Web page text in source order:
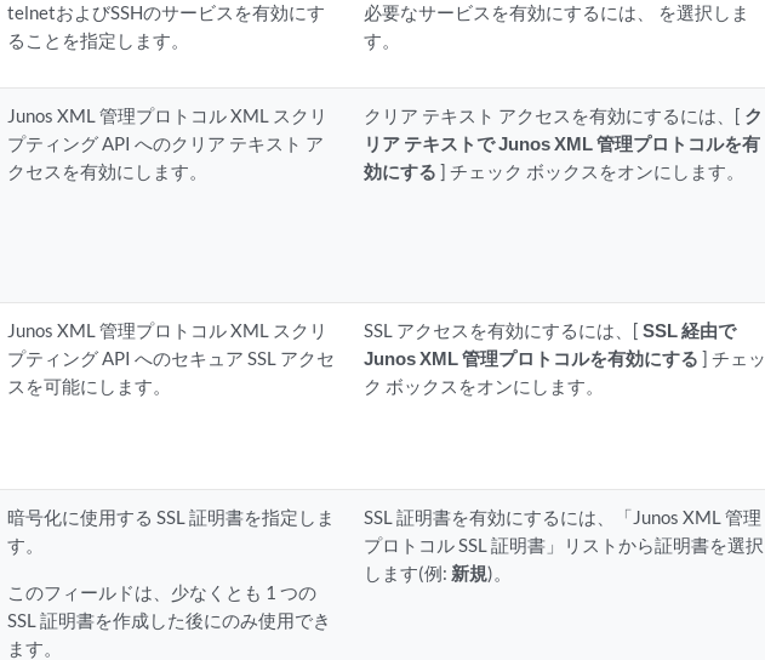
telnetおよびSSHのサービスを有効にす
ることを指定します。
必要なサービスを有効にするには、 を選択しま
す。
Junos XML 管理プロトコル XML スクリ
プティング API へのクリア テキスト ア
クセスを有効にします。
クリア テキスト アクセスを有効にするには、[ ク
リア テキストで Junos XML 管理プロトコルを有
効にする ] チェック ボックスをオンにします。
Junos XML 管理プロトコル XML スクリ
プティング API へのセキュア SSL アクセ
スを可能にします。
SSL アクセスを有効にするには、[SSL 経由で
Junos XML 管理プロトコルを有効にする ] チェッ
ク ボックスをオンにします。
暗号化に使用する SSL 証明書を指定しま
す。
このフィールドは、少なくとも 1 つの
SSL 証明書を作成した後にのみ使用でき
ます。
SSL 証明書を有効にするには、「Junos XML 管理
プロトコル SSL 証明書」リストから証明書を選択
します(例: 新規)。